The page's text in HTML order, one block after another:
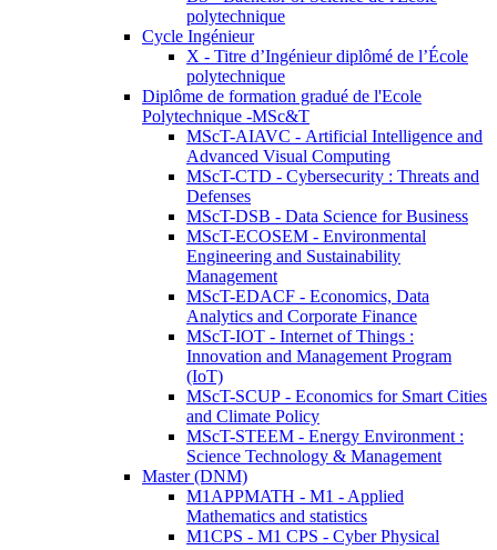
polytechnique
Cycle Ingénieur
X - Titre d’Ingénieur diplômé de l’École
polytechnique
Diplôme de formation gradué de l'Ecole
Polytechnique -MSc&T
MScT-AIAVC - Artificial Intelligence and
Advanced Visual Computing
MScT-CTD - Cybersecurity : Threats and
Defenses
MScT-DSB - Data Science for Business
MScT-ECOSEM - Environmental
Engineering and Sustainability
Management
MScT-EDACF - Economics, Data
Analytics and Corporate Finance
MScT-IOT - Internet of Things :
Innovation and Management Program
(IoT)
MScT-SCUP - Economics for Smart Cities
and Climate Policy
MScT-STEEM - Energy Environment :
Science Technology & Management
Master (DNM)
M1APPMATH - M1 - Applied
Mathematics and statistics
M1CPS - M1 CPS - Cyber Physical